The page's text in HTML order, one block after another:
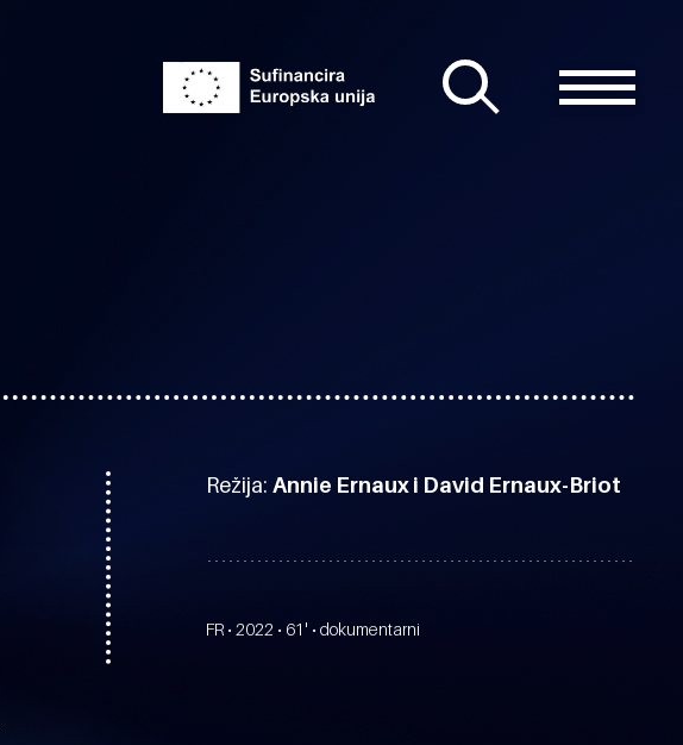
Režija:Annie Ernaux i David Ernaux-Briot
FR • 2022 • 61' • dokumentarni